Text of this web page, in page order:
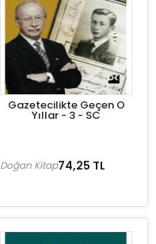
Gazetecilikte Geçen O
Yıllar - 3 - SC
74,25 TL
Doğan Kitap